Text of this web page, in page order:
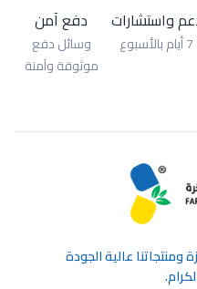
واستشارات
7 أيام بالأسبوع
دفع آمن
وسائل دفع
موثوقة وآمنة
وﻣﻨﺘﺠﺎﺗﻨﺎ ﻋﺎﻟﻴﺔ اﻟﺠﻮدة